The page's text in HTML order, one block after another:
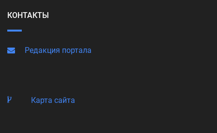
КОНТАКТЫ
Редакция портала
Карта сайта